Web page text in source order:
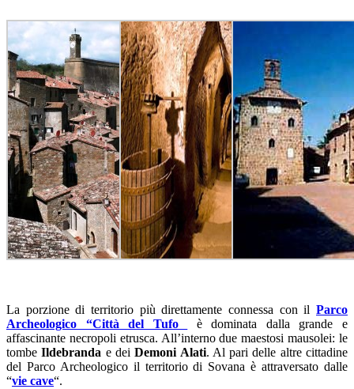
La porzione di territorio più direttamente connessa con il Parco
Archeologico “Città del Tufo
è dominata dalla grande e
affascinante necropoli etrusca. All’interno due maestosi mausolei: le
tombeIldebranda e deiDemoni Alati. Al pari delle altre cittadine
del Parco Archeologico il territorio di Sovana è attraversato dalle
“vie cave“.